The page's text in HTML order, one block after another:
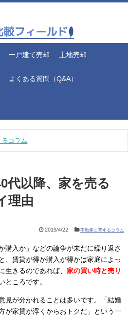
一戸建て売却 土地売却
よくある質問（Q&A）
るコラム
代以降、家を売る
理由
2019/4/22 不動産に関するコラム
購入か」などの論争が未だに繰り返さ
、賃貸が得か購入が得かは家庭によっ
生きるのであれば、 家の買い時と売り
ところです。
見が分かれることは多いです。「結婚
が家賃が浮くからおトクだ」という一